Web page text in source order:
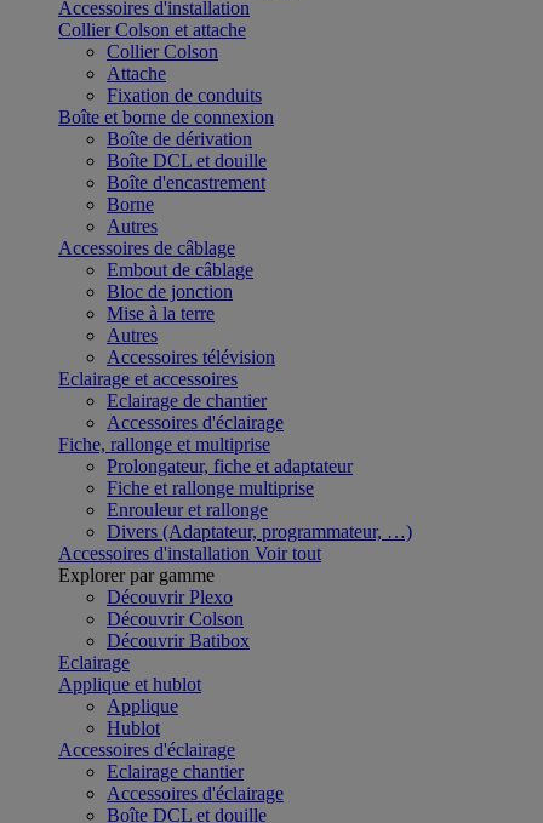
Accessoires d'installation
Collier Colson et attache
Collier Colson
Attache
Fixation de conduits
Boîte et borne de connexion
Boîte de dérivation
Boîte DCL et douille
Boîte d'encastrement
Borne
Autres
Accessoires de câblage
Embout de câblage
Bloc de jonction
Mise à la terre
Autres
Accessoires télévision
Eclairage et accessoires
Eclairage de chantier
Accessoires d'éclairage
Fiche, rallonge et multiprise
Prolongateur, fiche et adaptateur
Fiche et rallonge multiprise
Enrouleur et rallonge
Divers (Adaptateur, programmateur, …)
Accessoires d'installation Voir tout
Explorer par gamme
Découvrir Plexo
Découvrir Colson
Découvrir Batibox
Eclairage
Applique et hublot
Applique
Hublot
Accessoires d'éclairage
Eclairage chantier
Accessoires d'éclairage
Boîte DCL et douille